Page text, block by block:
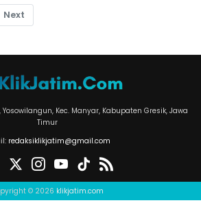
Next
Yosowilangun, Kec. Manyar, Kabupaten Gresik, Jawa
Timur
redaksiklikjatim@gmail.com
© 2026 klikjatim.com